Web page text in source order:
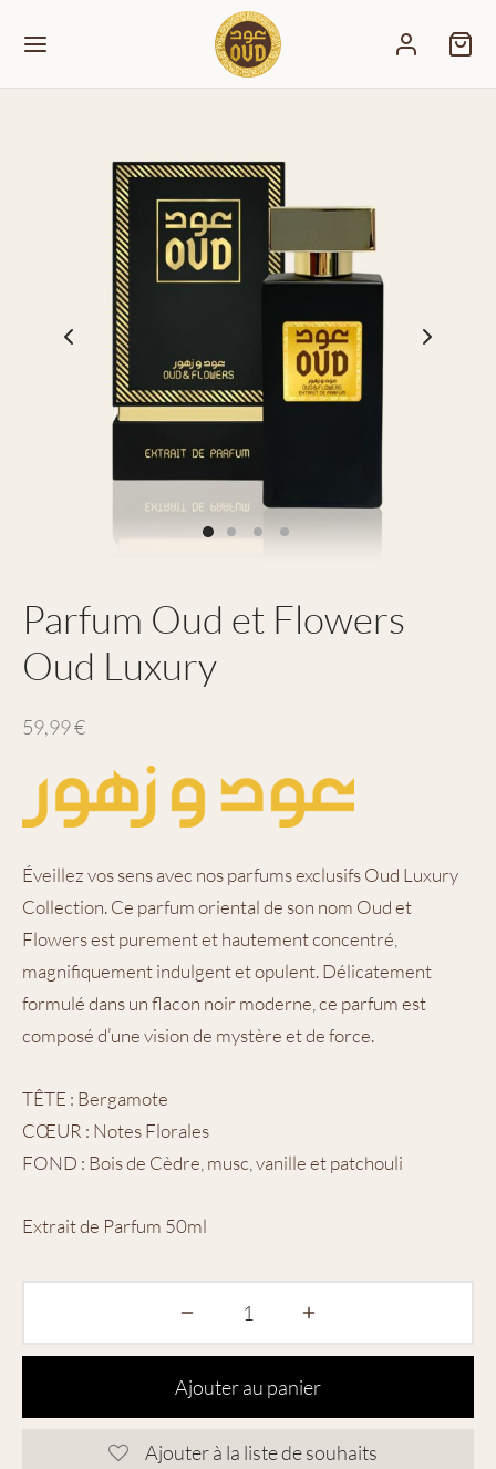
Parfum Oud et Flowers
Oud Luxury
59,99€
Éveillez vos sens avec nos parfums exclusifs Oud Luxury
Collection. Ce parfum oriental de son nom Oud et
Flowers est purement et hautement concentré,
magnifiquement indulgent et opulent. Délicatement
formulé dans un flacon noir moderne, ce parfum est
composé d’une vision de mystère et de force.
TÊTE : Bergamote
CŒUR : Notes Florales
FOND : Bois de Cèdre, musc, vanille et patchouli
Extrait de Parfum 50ml
Ajouter au panier
Ajouter à la liste de souhaits